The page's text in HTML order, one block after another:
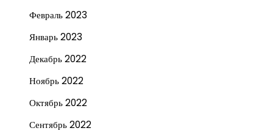
Февраль 2023
Январь 2023
Декабрь 2022
Ноябрь 2022
Октябрь 2022
Сентябрь 2022